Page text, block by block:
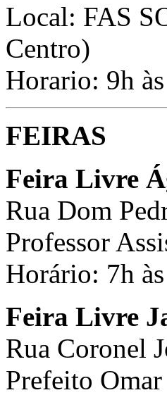
Local: FAS
Centro)
Horario: 9h
FEIRAS
Feira Livre
Rua Dom
Professor
Horário: 7h
Feira Livre
Rua Coronel
Prefeito